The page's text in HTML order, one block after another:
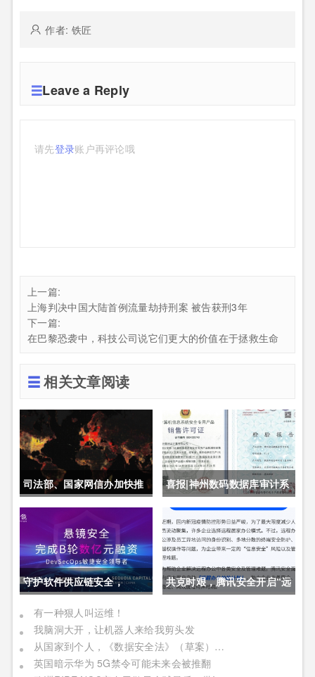
作者: 铁匠
Leave a Reply
请先登录账户再评论哦
上一篇:
上海判决中国大陆首例流量劫持刑案 被告获刑3年
下一篇:
在巴黎恐袭中，科技公司说它们更大的价值在于拯救生命
相关文章阅读
司法部、国家网信办加快推
动制定《未成年人网络保护
喜报|神州数码数据库审计系
统获公安部销售许可证
守护软件供应链安全，
DevSecOps头部厂商「悬
镜安全」完成B轮数亿元融
共克时艰，腾讯安全开启“远
有一种狠人叫运维！
我脑洞大开，让机器人来给我剪头发
从国家到个人，《数据安全法》（草案）对我们将有何影响
英国暗示华为 5G禁令可能未来会被推翻